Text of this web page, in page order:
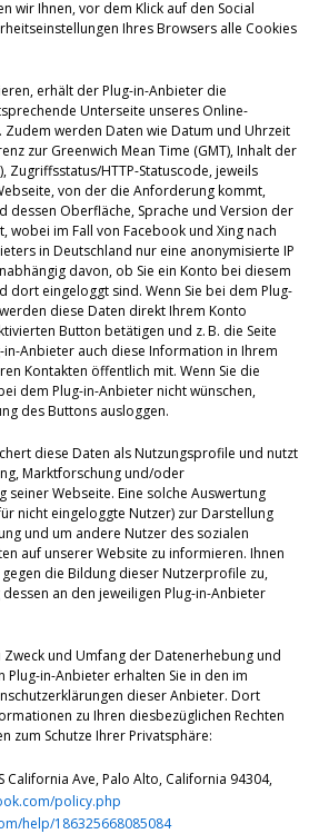
wir Ihnen, vor dem Klick auf den Social
Ihres Browsers alle Cookies
erhält der Plug-in-Anbieter die
Unterseite unseres Online-
werden Daten wie Datum und Uhrzeit
zur Greenwich Mean Time (GMT), Inhalt der
Zugriffsstatus/HTTP-Statuscode, jeweils
von der die Anforderung kommt,
dessen Oberfläche, Sprache und Version der
im Fall von Facebook und Xing nach
in Deutschland nur eine anonymisierte IP
davon, ob Sie ein Konto bei diesem
dort eingeloggt sind. Wenn Sie bei dem Plug-
diese Daten direkt Ihrem Konto
Button betätigen und z. B. die Seite
Anbieter auch diese Information in Ihrem
Kontakten öffentlich mit. Wenn Sie die
dem Plug-in-Anbieter nicht wünschen,
des Buttons ausloggen.
diese Daten als Nutzungsprofile und nutzt
Marktforschung und/oder
Webseite. Eine solche Auswertung
nicht eingeloggte Nutzer) zur Darstellung
und um andere Nutzer des sozialen
auf unserer Website zu informieren. Ihnen
die Bildung dieser Nutzerprofile zu,
an den jeweiligen Plug-in-Anbieter
und Umfang der Datenerhebung und
in-Anbieter erhalten Sie in den im
dieser Anbieter. Dort
zu Ihren diesbezüglichen Rechten
zum Schutze Ihrer Privatsphäre:
California Ave, Palo Alto, California 94304,
policy.php
help/186325668085084